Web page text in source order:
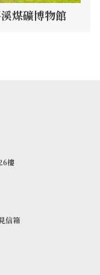
煤礦博物館
樓
信箱